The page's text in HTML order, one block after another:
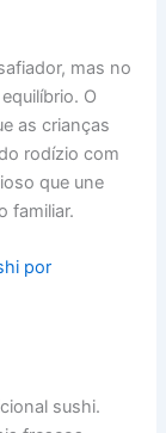
mas no
O
as crianças
rodízio com
que une
familiar.
por
sushi.